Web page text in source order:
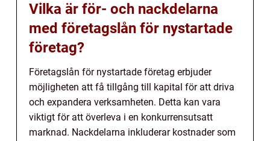
Vilka är för- och nackdelarna
med företagslån för nystartade
företag?
Företagslån för nystartade företag erbjuder
möjligheten att få tillgång till kapital för att driva
och expandera verksamheten. Detta kan vara
viktigt för att överleva i en konkurrensutsatt
marknad. Nackdelarna inkluderar kostnader som